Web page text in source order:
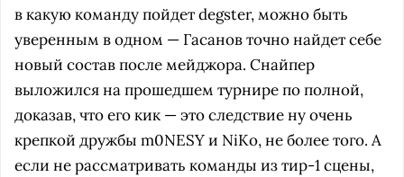
в какую команду пойдет degster, можно быть
уверенным в одном — Гасанов точно найдет себе
новый состав после мейджора. Снайпер
выложился на прошедшем турнире по полной,
доказав, что его кик — это следствие ну очень
крепкой дружбы m0NESY и NiKo, не более того. А
если не рассматривать команды из тир-1 сцены,